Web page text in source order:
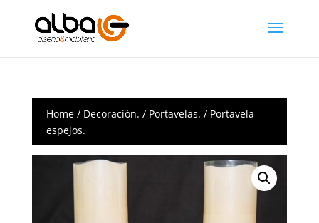
Home/ Decoración. / Portavelas. / Portavela
espejos.